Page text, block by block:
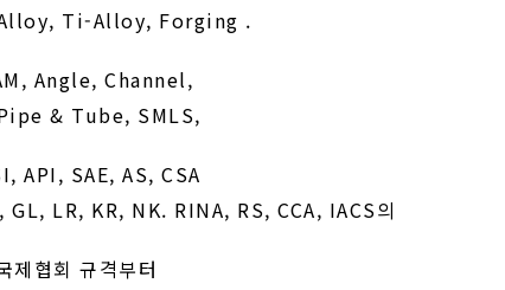
Ti-Alloy, Forging .
Angle, Channel,
& Tube, SMLS,
API, SAE, AS, CSA
LR, KR, NK. RINA, RS, CCA, IACS의
제협회규격부터